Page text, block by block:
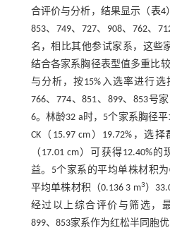
合评价与分析，结果显示（ 表4
853、749、727、908、762、
名，相比其他参试家系，这些
结合各家系胸径表型值多重比
与分析，按15%入选率进行选
766、774、851、899、853号
6。林龄32 a时，5个家系胸径
CK（15.97 cm）19.72%，选
（17.01 cm）可获得12.40%
益。5个家系的平均单株材积为
平均单株材积（0.136 3 m3 ）
经过以上综合评价与筛选，
899、853家系作为红松半同胞优